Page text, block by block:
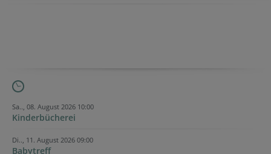
Sa.., 08. August 2026 10:00
Kinderbücherei
Di.., 11. August 2026 09:00
Babytreff